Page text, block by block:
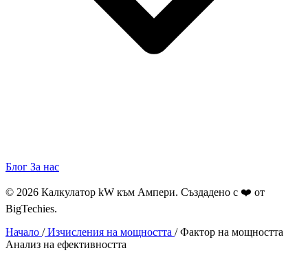
Блог За нас
© 2026 Калкулатор kW към Ампери. Създадено с ❤️ от
BigTechies.
Начало /Изчисления на мощността /Фактор на мощността
Анализ на ефективността